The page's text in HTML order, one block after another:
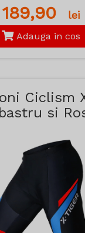
189,90 lei
Adauga in cos
Ciclism
si